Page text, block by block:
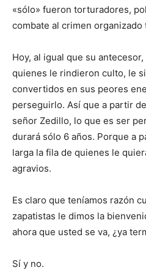
«sólo» fueron torturadores,
combate al crimen
Hoy, al igual que su
quienes le rindieron culto, le
convertidos en sus peores
perseguirlo. Así que a partir
señor Zedillo, lo que es ser
durará sólo 6 años. Porque a
larga la fila de quienes le
agravios.
Es claro que teníamos razón
zapatistas le dimos la
ahora que usted se va, ¿ya
Sí y no.